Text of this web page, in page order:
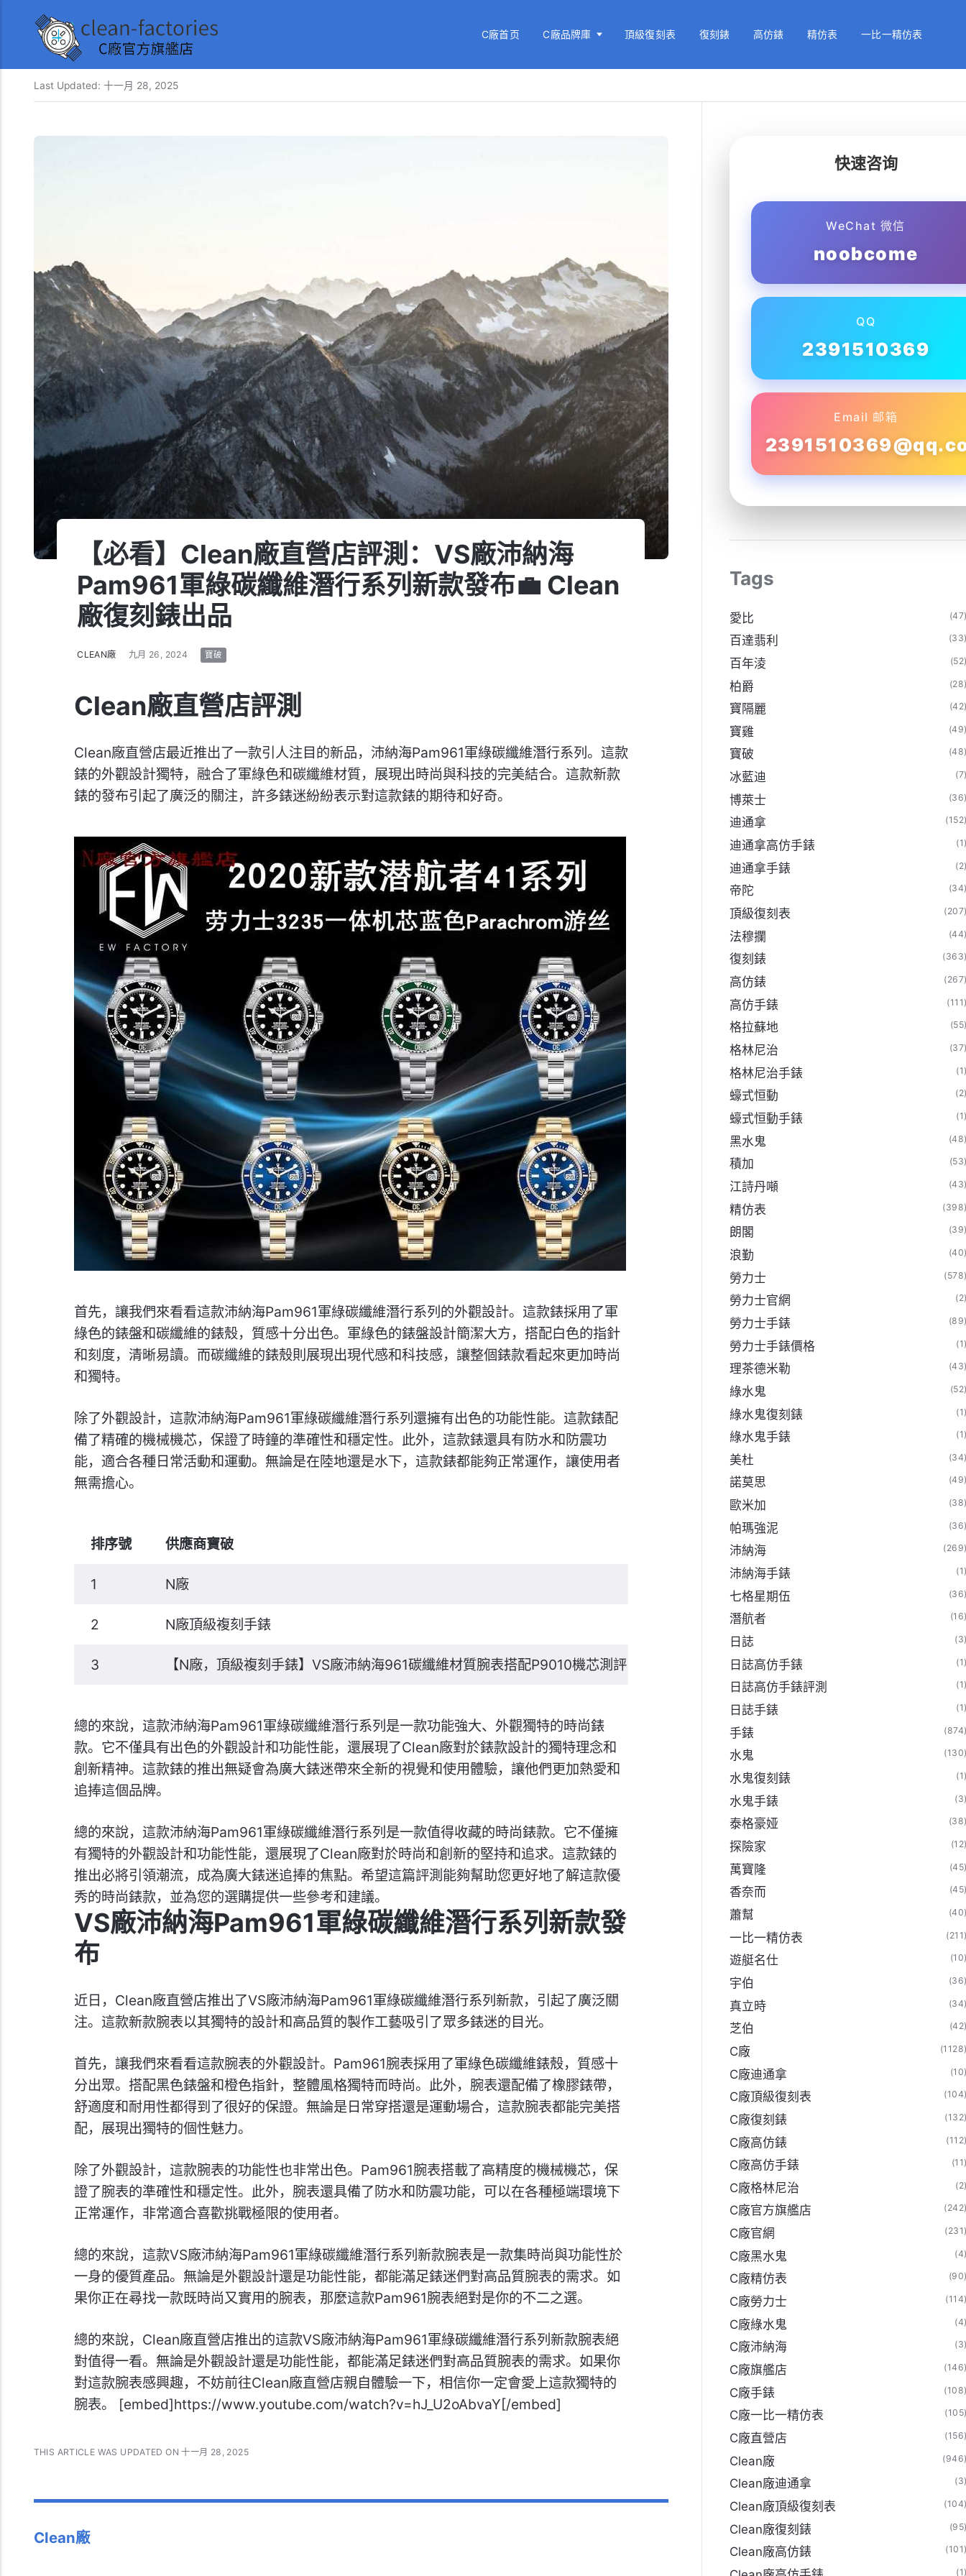
C廠首页 C廠品牌庫 頂級復刻表 復刻錶 高仿錶 精仿表 一比一精仿表
Last Updated: 十一月 28, 2025
【必看】Clean廠直營店評測：VS廠沛納海
Pam961軍綠碳纖維潛行系列新款發布💼 Clean
廠復刻錶出品
CLEAN廠 九月 26, 2024 寶破
Clean廠直營店評測
Clean廠直營店最近推出了一款引人注目的新品，沛納海Pam961軍綠碳纖維潛行系列。這款
錶的外觀設計獨特，融合了軍綠色和碳纖維材質，展現出時尚與科技的完美結合。這款新款
錶的發布引起了廣泛的關注，許多錶迷紛紛表示對這款錶的期待和好奇。
首先，讓我們來看看這款沛納海Pam961軍綠碳纖維潛行系列的外觀設計。這款錶採用了軍
綠色的錶盤和碳纖維的錶殼，質感十分出色。軍綠色的錶盤設計簡潔大方，搭配白色的指針
和刻度，清晰易讀。而碳纖維的錶殼則展現出現代感和科技感，讓整個錶款看起來更加時尚
和獨特。
除了外觀設計，這款沛納海Pam961軍綠碳纖維潛行系列還擁有出色的功能性能。這款錶配
備了精確的機械機芯，保證了時鐘的準確性和穩定性。此外，這款錶還具有防水和防震功
能，適合各種日常活動和運動。無論是在陸地還是水下，這款錶都能夠正常運作，讓使用者
無需擔心。
排序號 供應商寶破
1 N廠
2 N廠頂級複刻手錶
3 【N廠，頂級複刻手錶】VS廠沛納海961碳纖維材質腕表搭配P9010機芯測評【N廠官方旗艦店】
總的來說，這款沛納海Pam961軍綠碳纖維潛行系列是一款功能強大、外觀獨特的時尚錶
款。它不僅具有出色的外觀設計和功能性能，還展現了Clean廠對於錶款設計的獨特理念和
創新精神。這款錶的推出無疑會為廣大錶迷帶來全新的視覺和使用體驗，讓他們更加熱愛和
追捧這個品牌。
總的來說，這款沛納海Pam961軍綠碳纖維潛行系列是一款值得收藏的時尚錶款。它不僅擁
有獨特的外觀設計和功能性能，還展現了Clean廠對於時尚和創新的堅持和追求。這款錶的
推出必將引領潮流，成為廣大錶迷追捧的焦點。希望這篇評測能夠幫助您更好地了解這款優
秀的時尚錶款，並為您的選購提供一些參考和建議。
VS廠沛納海Pam961軍綠碳纖維潛行系列新款發
布
近日，Clean廠直營店推出了VS廠沛納海Pam961軍綠碳纖維潛行系列新款，引起了廣泛關
注。這款新款腕表以其獨特的設計和高品質的製作工藝吸引了眾多錶迷的目光。
首先，讓我們來看看這款腕表的外觀設計。Pam961腕表採用了軍綠色碳纖維錶殼，質感十
分出眾。搭配黑色錶盤和橙色指針，整體風格獨特而時尚。此外，腕表還配備了橡膠錶帶，
舒適度和耐用性都得到了很好的保證。無論是日常穿搭還是運動場合，這款腕表都能完美搭
配，展現出獨特的個性魅力。
除了外觀設計，這款腕表的功能性也非常出色。Pam961腕表搭載了高精度的機械機芯，保
證了腕表的準確性和穩定性。此外，腕表還具備了防水和防震功能，可以在各種極端環境下
正常運作，非常適合喜歡挑戰極限的使用者。
總的來說，這款VS廠沛納海Pam961軍綠碳纖維潛行系列新款腕表是一款集時尚與功能性於
一身的優質產品。無論是外觀設計還是功能性能，都能滿足錶迷們對高品質腕表的需求。如
果你正在尋找一款既時尚又實用的腕表，那麼這款Pam961腕表絕對是你的不二之選。
總的來說，Clean廠直營店推出的這款VS廠沛納海Pam961軍綠碳纖維潛行系列新款腕表絕
對值得一看。無論是外觀設計還是功能性能，都能滿足錶迷們對高品質腕表的需求。如果你
對這款腕表感興趣，不妨前往Clean廠直營店親自體驗一下，相信你一定會愛上這款獨特的
腕表。 [embed]https://www.youtube.com/watch?v=hJ_U2oAbvaY[/embed]
THIS ARTICLE WAS UPDATED ON 十一月 28, 2025
Clean廠
快速咨询
WeChat 微信
noobcome
QQ
2391510369
Email 邮箱
Tags
愛比
百達翡利
百年淩
柏爵
寶隔麗
寶雞
寶破
冰藍迪
博萊士
迪通拿
迪通拿高仿手錶
迪通拿手錶
帝陀
頂級復刻表
法穆攔
復刻錶
高仿錶
高仿手錶
格拉蘇地
格林尼治
格林尼治手錶
蠔式恒動
蠔式恒動手錶
黑水鬼
積加
江詩丹噸
精仿表
朗閣
浪勤
勞力士
勞力士官網
勞力士手錶
勞力士手錶價格
理茶德米勒
綠水鬼
綠水鬼復刻錶
綠水鬼手錶
美杜
諾莫思
歐米加
帕瑪強泥
沛納海
沛納海手錶
七格星期伍
潛航者
日誌
日誌高仿手錶
日誌高仿手錶評測
日誌手錶
手錶
水鬼
水鬼復刻錶
水鬼手錶
泰格豪娅
探險家
萬寶隆
香奈而
蕭幫
一比一精仿表
遊艇名仕
宇伯
真立時
芝伯
C廠
C廠迪通拿
C廠頂級復刻表
C廠復刻錶
C廠高仿錶
C廠高仿手錶
C廠格林尼治
C廠官方旗艦店
C廠官網
C廠黑水鬼
C廠精仿表
C廠勞力士
C廠綠水鬼
C廠沛納海
C廠旗艦店
C廠手錶
C廠一比一精仿表
C廠直營店
Clean廠
Clean廠迪通拿
Clean廠頂級復刻表
Clean廠復刻錶
Clean廠高仿錶